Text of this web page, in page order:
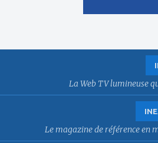
La Web TV lumineuse
Le magazine de référence en